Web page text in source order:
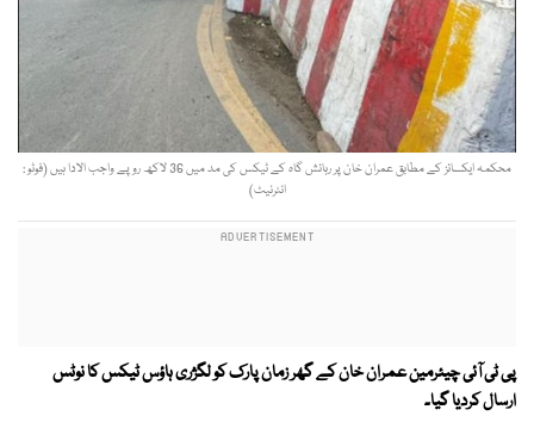
محکمہ ایکسائز کے مطابق عمران خان پر رہائش گاہ کے ٹیکس کی مد میں 36 لاکھ روپے واجب الادا ہیں (فوٹو :
انٹرنیٹ)
پی ٹی آئی چیئرمین عمران خان کے گھر زمان پارک کو لگژری ہاؤس ٹیکس کا نوٹس
ارسال کردیا گیا۔